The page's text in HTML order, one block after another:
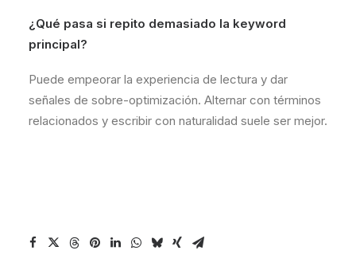
¿Qué pasa si repito demasiado la keyword
principal?
Puede empeorar la experiencia de lectura y dar
señales de sobre-optimización. Alternar con términos
relacionados y escribir con naturalidad suele ser mejor.